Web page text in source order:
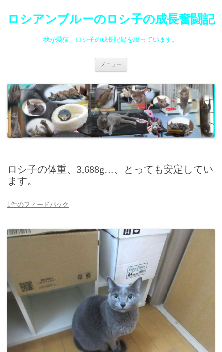
ロシアンブルーのロシ子の成長奮闘記
我が愛猫、ロシ子の成長記録を綴っています。
メニュー
ツ
へ
ス
キ
ッ
プ
ロシ子の体重、3,688g…、とっても安定してい
ます。
1件のフィードバック